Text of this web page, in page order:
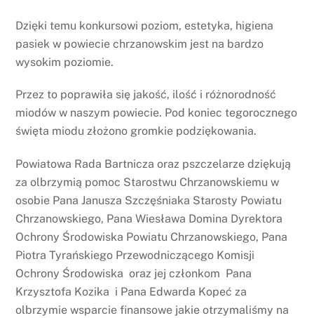
Dzięki temu konkursowi poziom, estetyka, higiena
pasiek w powiecie chrzanowskim jest na bardzo
wysokim poziomie.
Przez to poprawiła się jakość, ilość i różnorodność
miodów w naszym powiecie. Pod koniec tegorocznego
święta miodu złożono gromkie podziękowania.
Powiatowa Rada Bartnicza oraz pszczelarze dziękują
za olbrzymią pomoc Starostwu Chrzanowskiemu w
osobie Pana Janusza Szczęśniaka Starosty Powiatu
Chrzanowskiego, Pana Wiesława Domina Dyrektora
Ochrony Środowiska Powiatu Chrzanowskiego, Pana
Piotra Tyrańskiego Przewodniczącego Komisji
Ochrony Środowiska oraz jej członkom Pana
Krzysztofa Kozika i Pana Edwarda Kopeć za
olbrzymie wsparcie finansowe jakie otrzymaliśmy na